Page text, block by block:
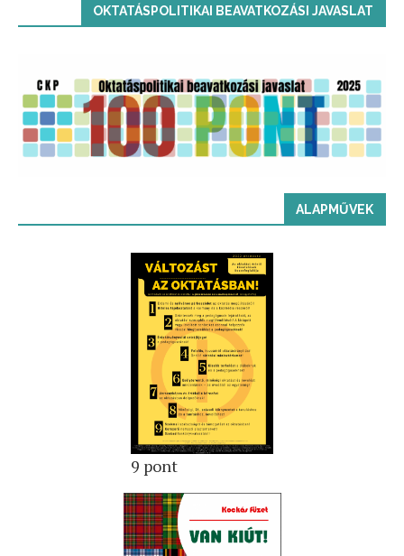
OKTATÁSPOLITIKAI BEAVATKOZÁSI JAVASLAT
ALAPMŰVEK
9 pont